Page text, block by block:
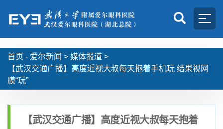
首页 - 爱尔新闻 > 媒体报道 >
【武汉交通广播】高度近视大叔每天抱着手机玩 结果视网
膜“玩”
【武汉交通广播】高度近视大叔每天抱着